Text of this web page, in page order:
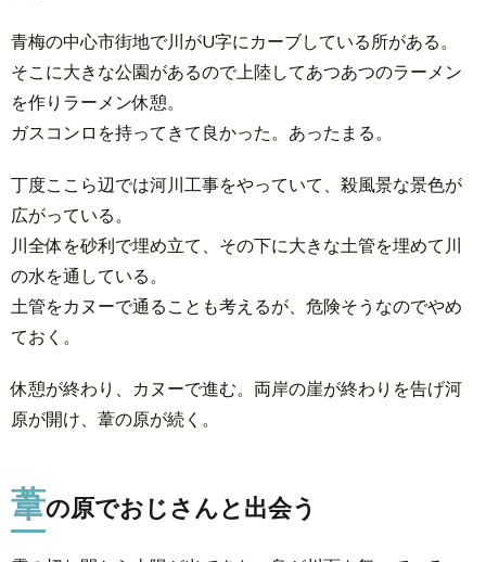
青梅の中心市街地で川がU字にカーブしている所がある。
そこに大きな公園があるので上陸してあつあつのラーメン
を作りラーメン休憩。
ガスコンロを持ってきて良かった。あったまる。
丁度ここら辺では河川工事をやっていて、殺風景な景色が
広がっている。
川全体を砂利で埋め立て、その下に大きな土管を埋めて川
の水を通している。
土管をカヌーで通ることも考えるが、危険そうなのでやめ
ておく。
休憩が終わり、カヌーで進む。両岸の崖が終わりを告げ河
原が開け、葦の原が続く。
葦の原でおじさんと出会う